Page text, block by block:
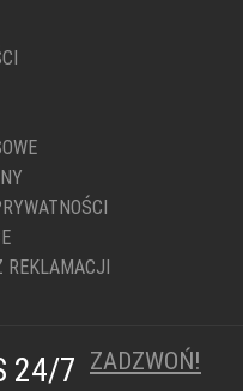
REKLAMACJI
24/7 ZADZWOŃ!